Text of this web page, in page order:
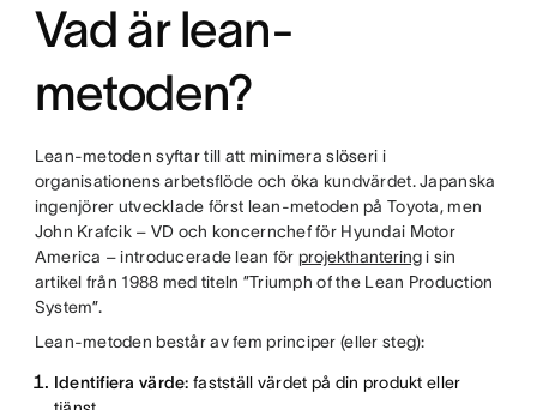
Vad är lean-
metoden?
Lean-metoden syftar till att minimera slöseri i
organisationens arbetsflöde och öka kundvärdet. Japanska
ingenjörer utvecklade först lean-metoden på Toyota, men
John Krafcik – VD och koncernchef för Hyundai Motor
America – introducerade lean för projekthanteringi sin
artikel från 1988 med titeln ”Triumph of the Lean Production
System”.
Lean-metoden består av fem principer (eller steg):
Identifiera värde: fastställ värdet på din produkt eller